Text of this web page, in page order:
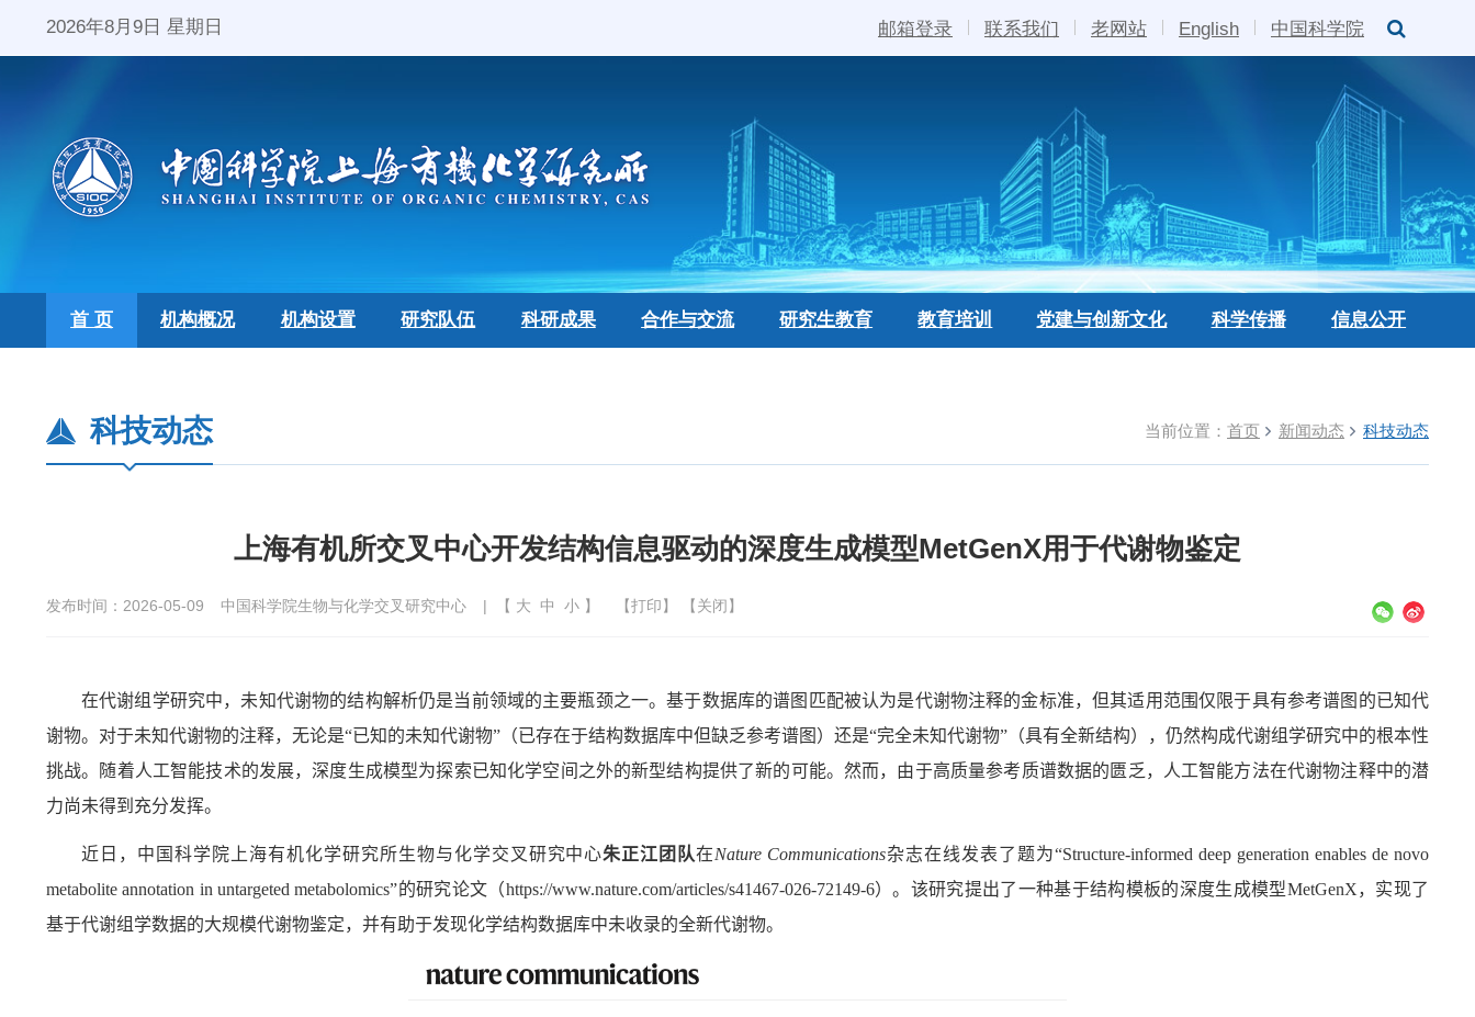
2026年8月9日 星期日 邮箱登录 联系我们 老网站 English 中国科学院
首 页 机构概况 机构设置 研究队伍 科研成果 合作与交流 研究生教育 教育培训 党建与创新文化 科学传播 信息公开
当前位置： 首页 新闻动态 科技动态
科技动态
上海有机所交叉中心开发结构信息驱动的深度生成模型MetGenX用于代谢物鉴定
发布时间：2026-05-09 中国科学院生物与化学交叉研究中心 | 【 大 中 小 】 【打印】 【关闭】
在代谢组学研究中，未知代谢物的结构解析仍是当前领域的主要瓶颈之一。基于数据库的谱图匹配被认为是代谢物注释的金标准，但其适用范围仅限于具有参考谱图的已知代
谢物。对于未知代谢物的注释，无论是“已知的未知代谢物”（已存在于结构数据库中但缺乏参考谱图）还是“完全未知代谢物”（具有全新结构），仍然构成代谢组学研究中的根本性
挑战。随着人工智能技术的发展，深度生成模型为探索已知化学空间之外的新型结构提供了新的可能。然而，由于高质量参考质谱数据的匮乏，人工智能方法在代谢物注释中的潜
力尚未得到充分发挥。
近日，中国科学院上海有机化学研究所生物与化学交叉研究中心朱正江团队在Nature Communications杂志在线发表了题为“Structure-informed deep generation enables de novo
metabolite annotation in untargeted metabolomics”的研究论文（https://www.nature.com/articles/s41467-026-72149-6）。该研究提出了一种基于结构模板的深度生成模型MetGenX，实现了
基于代谢组学数据的大规模代谢物鉴定，并有助于发现化学结构数据库中未收录的全新代谢物。